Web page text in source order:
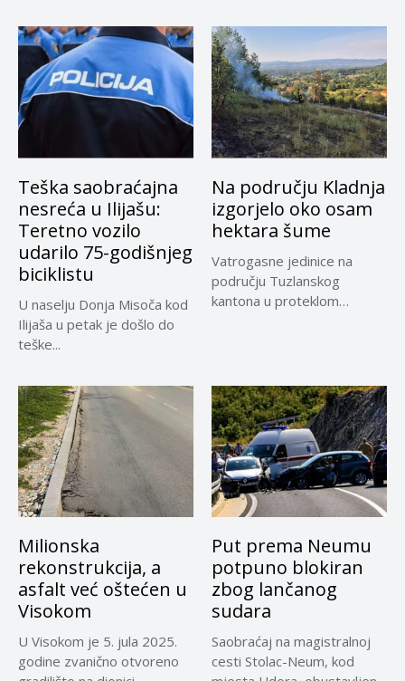
Teška saobraćajna
nesreća u Ilijašu:
Teretno vozilo
udarilo 75-godišnjeg
biciklistu
U naselju Donja Misoča kod
Ilijaša u petak je došlo do
teške...
Na području Kladnja
izgorjelo oko osam
hektara šume
Vatrogasne jedinice na
području Tuzlanskog
kantona u proteklom
Milionska
rekonstrukcija, a
asfalt već oštećen u
Visokom
U Visokom je 5. jula 2025.
godine zvanično otvoreno
Put prema Neumu
potpuno blokiran
zbog lančanog
sudara
Saobraćaj na magistralnoj
cesti Stolac-Neum, kod